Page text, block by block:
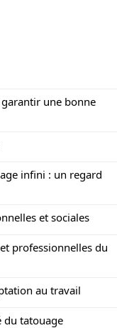
une bonne
infini : un regard
et sociales
professionnelles du
au travail
du tatouage